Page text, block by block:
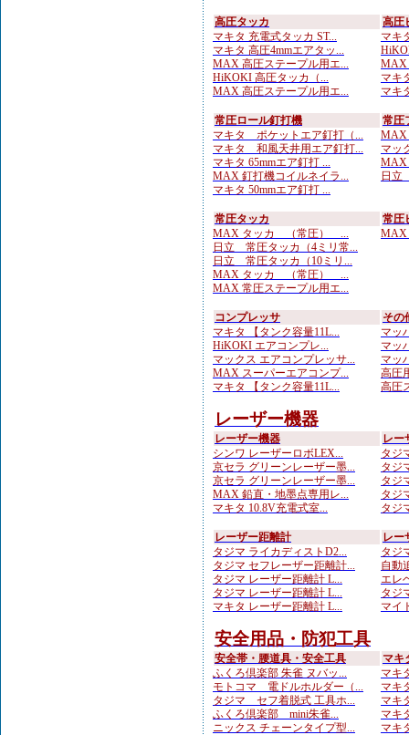
高圧タッカ
マキタ 充電式タッカ ST...
マキタ 高圧4mmエアタッ...
MAX 高圧ステープル用エ...
HiKOKI 高圧タッカ（...
MAX 高圧ステープル用エ...
高圧
マキ
MAX
マキ
マキ
常圧ロール釘打機
マキタ ポケットエア釘打（...
マキタ 和風天井用エア釘打...
マキタ 65mmエア釘打 ...
MAX 釘打機コイルネイラ...
マキタ 50mmエア釘打 ...
常圧
MAX
マッ
MAX
日立
常圧タッカ
MAX タッカ （常圧） ...
日立 常圧タッカ（4ミリ常...
日立 常圧タッカ（10ミリ...
MAX タッカ （常圧） ...
MAX 常圧ステープル用エ...
常圧
MAX
コンプレッサ
マキタ 【タンク容量11L...
HiKOKI エアコンプレ...
マックス エアコンプレッサ...
MAX スーパーエアコンプ...
マキタ 【タンク容量11L...
その
マッ
マッ
マッ
高圧
高圧
レーザー機器
レーザー機器
シンワ レーザーロボLEX...
京セラ グリーンレーザー墨...
京セラ グリーンレーザー墨...
MAX 鉛直・地墨点専用レ...
マキタ 10.8V充電式室...
レー
タジ
タジ
タジ
タジ
タジ
レーザー距離計
タジマ ライカディストD2...
タジマ セフレーザー距離計...
タジマ レーザー距離計 L...
タジマ レーザー距離計 L...
マキタ レーザー距離計 L...
レー
タジ
自動
エレ
タジ
マイ
安全用品・防犯工具
安全帯・腰道具・安全工具
ふくろ倶楽部 朱雀 ヌバッ...
モトコマ 電ドルホルダー（...
タジマ セフ着脱式 工具ホ...
ふくろ倶楽部 mini朱雀...
ニックス チェーンタイプ型...
マキ
マキ
マキ
マキ
マキ
マキ